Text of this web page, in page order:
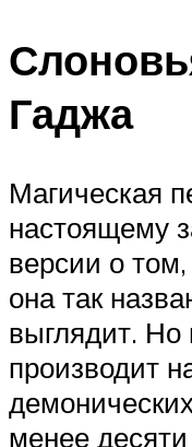
Гаджа
Магическая
настоящему
версии о
она так
выглядит. Но
производит
менее